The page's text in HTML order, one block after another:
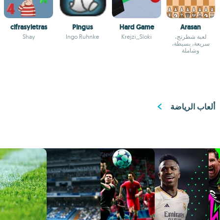
Arasan
لعبة شطرنج،
سريعة، بسيطة،
وشاملة
Hard Game
Krejzi_Sloki
Pingus
Ingo Ruhnke
cifrasyletras
Shay
ألعاب الرياضة